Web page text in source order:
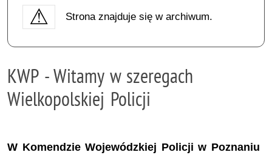
Strona znajduje się w archiwum.
KWP - Witamy w szeregach
Wielkopolskiej Policji
W Komendzie Wojewódzkiej Policji w Poznaniu